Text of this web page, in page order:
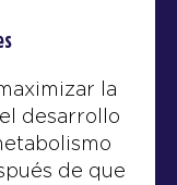
la
desarrollo
de que